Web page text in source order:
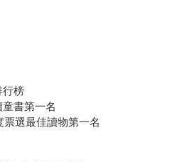
行榜
書第一名
票選最佳讀物第一名